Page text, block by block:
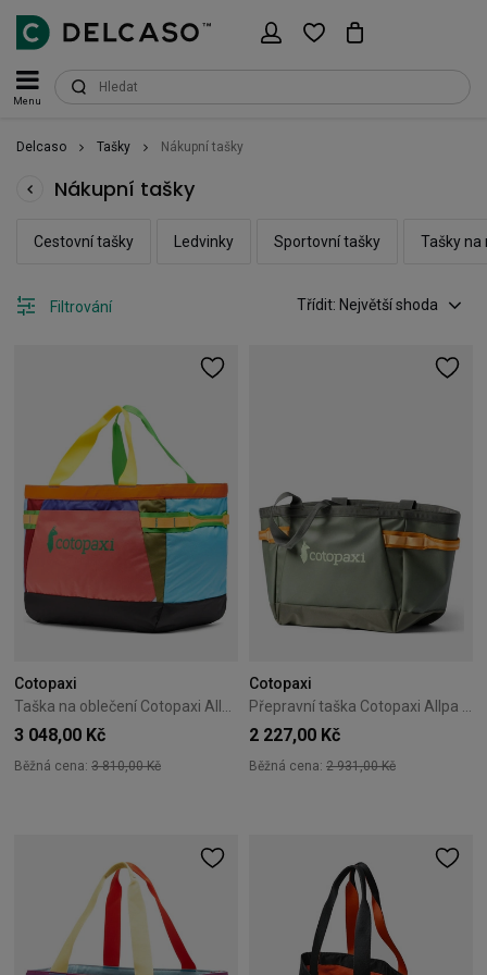
Menu
Delcaso Tašky Nákupní tašky
Nákupní tašky
Cestovní tašky Ledvinky Sportovní tašky Tašky na
Třídit: Největší shoda
Filtrování
Cotopaxi
3 048,00 Kč
Běžná cena: 3 810,00 Kč
Cotopaxi
2 227,00 Kč
Běžná cena: 2 931,00 Kč